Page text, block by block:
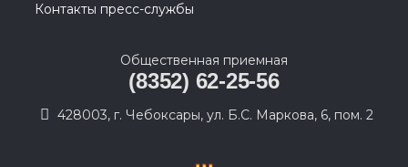
Контакты пресс-службы
Общественная приемная
(8352) 62-25-56
428003, г. Чебоксары, ул. Б.С. Маркова, 6, пом. 2